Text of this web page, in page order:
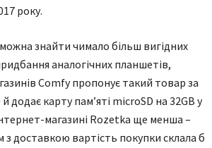
року.
знайти чимало більш вигідних
аналогічних планшетів,
Сomfy пропонує такий товар за
додає карту пам’яті microSD на 32GB у
магазині Rozetka ще менша –
з доставкою вартість покупки склала б